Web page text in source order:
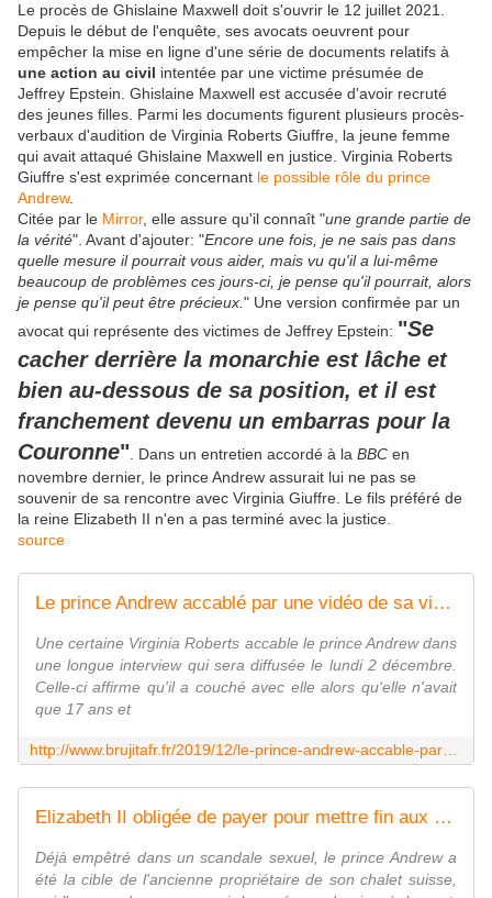
Le procès de Ghislaine Maxwell doit s'ouvrir le 12 juillet 2021.
Depuis le début de l'enquête, ses avocats oeuvrent pour
empêcher la mise en ligne d'une série de documents relatifs à
une action au civil intentée par une victime présumée de
Jeffrey Epstein. Ghislaine Maxwell est accusée d'avoir recruté
des jeunes filles. Parmi les documents figurent plusieurs procès-
verbaux d'audition de Virginia Roberts Giuffre, la jeune femme
qui avait attaqué Ghislaine Maxwell en justice. Virginia Roberts
Giuffre s'est exprimée concernant le possible rôle du prince
Andrew.
Citée par le Mirror, elle assure qu'il connaît "une grande partie de
la vérité". Avant d'ajouter: "Encore une fois, je ne sais pas dans
quelle mesure il pourrait vous aider, mais vu qu'il a lui-même
beaucoup de problèmes ces jours-ci, je pense qu'il pourrait, alors
je pense qu'il peut être précieux. " Une version confirmée par un
avocat qui représente des victimes de Jeffrey Epstein: "Se
cacher derrière la monarchie est lâche et
bien au-dessous de sa position, et il est
franchement devenu un embarras pour la
Couronne" . Dans un entretien accordé à la BBC en
novembre dernier, le prince Andrew assurait lui ne pas se
souvenir de sa rencontre avec Virginia Giuffre. Le fils préféré de
la reine Elizabeth II n'en a pas terminé avec la justice.
source
Le prince Andrew accablé par une vidéo de sa victime présumée : "Il sait ce qui s'est passé !" - MOINS de BIENS PLUS de LIENS
Une certaine Virginia Roberts accable le prince Andrew dans
une longue interview qui sera diffusée le lundi 2 décembre.
Celle-ci affirme qu'il a couché avec elle alors qu'elle n'avait
que 17 ans et
Elizabeth II obligée de payer pour mettre fin aux ennuis du prince Andrew en Suisse + Fin de partie pour le prince Andrew = affaire de pédophilie dans l'affaire Epstein - MOINS de BIENS PLUS de LIENS
Déjà empêtré dans un scandale sexuel, le prince Andrew a
été la cible de l'ancienne propriétaire de son chalet suisse,